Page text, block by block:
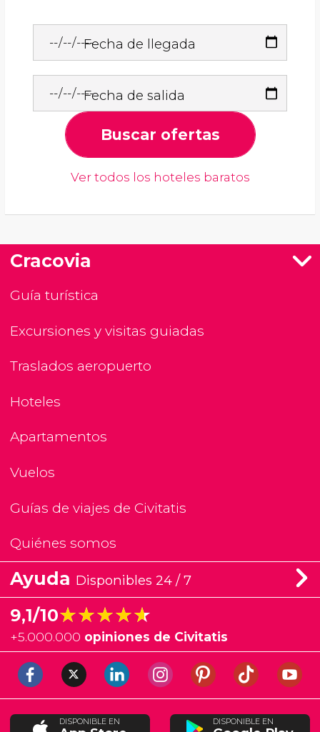
Fecha de llegada
Fecha de salida
Buscar ofertas
Ver todos los hoteles baratos
Cracovia
Guía turística
Excursiones y visitas guiadas
Traslados aeropuerto
Hoteles
Apartamentos
Vuelos
Guías de viajes de Civitatis
Quiénes somos
Ayuda Disponibles 24 / 7
9,1/10★★★★★
★★★★★
+5.000.000 opiniones de Civitatis
DISPONIBLE EN DISPONIBLE EN